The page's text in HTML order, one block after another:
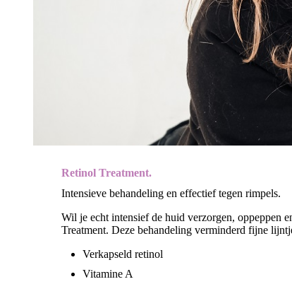
Retinol Treatment.
Intensieve behandeling en effectief tegen rimpels.
Wil je echt intensief de huid verzorgen, oppeppen
Treatment. Deze behandeling verminderd fijne
Verkapseld retinol
Vitamine A